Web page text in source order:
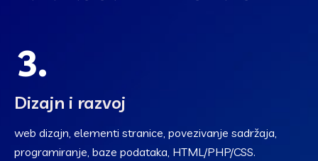
3.
Dizajn i razvoj
web dizajn, elementi stranice, povezivanje sadržaja,
programiranje, baze podataka, HTML/PHP/CSS.